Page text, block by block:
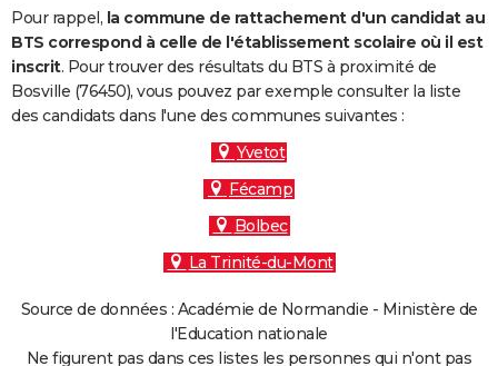
Dictionnaire
Biographies
Citations
Expressions
Proverbes
PROGRAMME TV
COPAINS D'AVANT
S'inscrire
Se connecter
Lycées
Collèges
Primaires
Universités
Entreprises
Service militaire
Avis de recherche
AVIS DE DÉCÈS
Pour rappel, la commune de rattachement d'un candidat au
BTS correspond à celle de l'établissement scolaire où il est
inscrit. Pour trouver des résultats du BTS à proximité de
Bosville (76450), vous pouvez par exemple consulter la liste
des candidats dans l'une des communes suivantes :
Yvetot
Fécamp
Bolbec
La Trinité-du-Mont
Source de données : Académie de Normandie - Ministère de
l'Education nationale
Ne figurent pas dans ces listes les personnes qui n'ont pas